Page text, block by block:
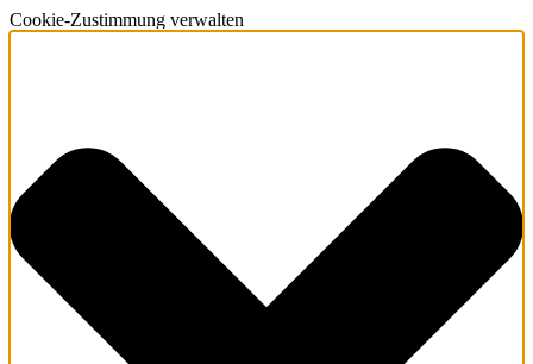
Cookie-Zustimmung verwalten